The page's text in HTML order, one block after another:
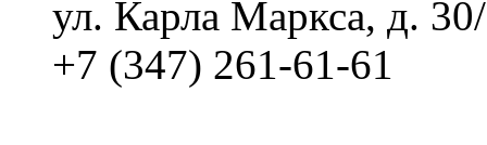
ул. Карла Маркса, д.
+7 (347) 261-61-61